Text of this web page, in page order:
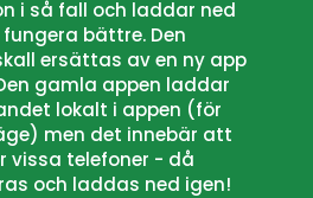
i så fall och laddar ned
bättre. Den
ersättas av en ny app
gamla appen laddar
lokalt i appen (för
men det innebär att
vissa telefoner - då
och laddas ned igen!